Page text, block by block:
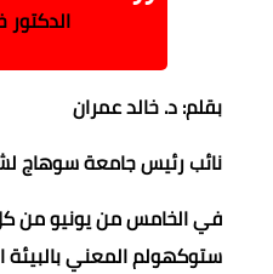
بقلم: د. خالد عمران
نائب رئيس جامعة سوهاج
ستوكهولم المعني بالبيئة